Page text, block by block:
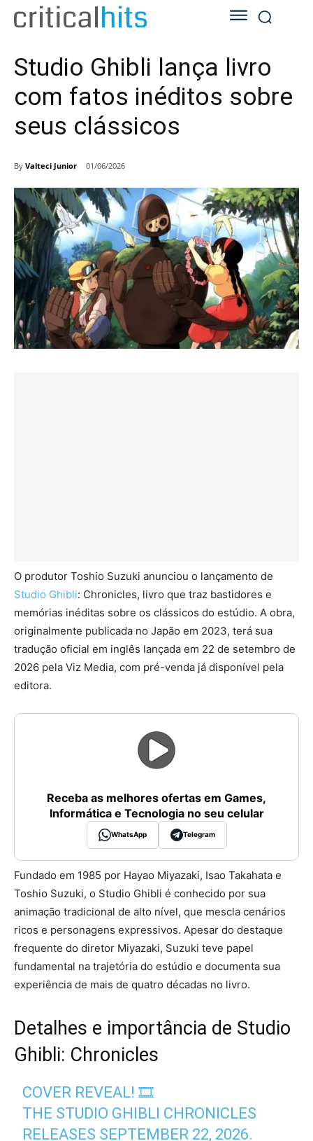
Studio Ghibli lança livro
com fatos inéditos sobre
seus clássicos
By Valteci Junior 01/06/2026
O produtor Toshio Suzuki anunciou o lançamento de
Studio Ghibli: Chronicles, livro que traz bastidores e
memórias inéditas sobre os clássicos do estúdio. A obra,
originalmente publicada no Japão em 2023, terá sua
tradução oficial em inglês lançada em 22 de setembro de
2026 pela Viz Media, com pré-venda já disponível pela
editora.
Receba as melhores ofertas em Games,
Informática e Tecnologia no seu celular
WhatsApp Telegram
Fundado em 1985 por Hayao Miyazaki, Isao Takahata e
Toshio Suzuki, o Studio Ghibli é conhecido por sua
animação tradicional de alto nível, que mescla cenários
ricos e personagens expressivos. Apesar do destaque
frequente do diretor Miyazaki, Suzuki teve papel
fundamental na trajetória do estúdio e documenta sua
experiência de mais de quatro décadas no livro.
Detalhes e importância de Studio
Ghibli: Chronicles
COVER REVEAL! 🎞️
THE STUDIO GHIBLI CHRONICLES
RELEASES SEPTEMBER 22, 2026.